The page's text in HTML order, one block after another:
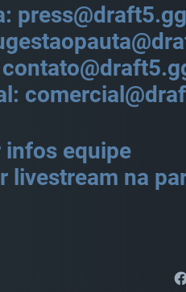
press@draft5.gg
equipe
livestream na